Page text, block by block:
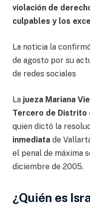
violación de
culpables y los
La noticia la
de agosto por su
de redes sociales
La jueza Mariana
Tercero de Distrito
quien dictó la
inmediata de
el penal de máxima
diciembre de 2005.
¿Quién es